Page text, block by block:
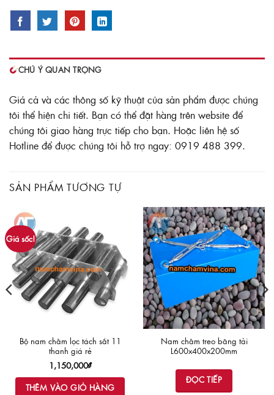
CHÚ Ý QUAN TRỌNG
Giá cả và các thông số kỹ thuật của sản phẩm được chúng
tôi thể hiện chi tiết. Bạn có thể đặt hàng trên website để
chúng tôi giao hàng trực tiếp cho bạn. Hoặc liên hệ số
Hotline để được chúng tôi hỗ trợ ngay: 0919 488 399.
SẢN PHẨM TƯƠNG TỰ
Giá sốc!
Bộ nam châm lọc tách sắt 11
thanh giá rẻ
1,150,000₫
THÊM VÀO GIỎ HÀNG
Nam châm treo băng tải
L600x400x200mm
ĐỌC TIẾP